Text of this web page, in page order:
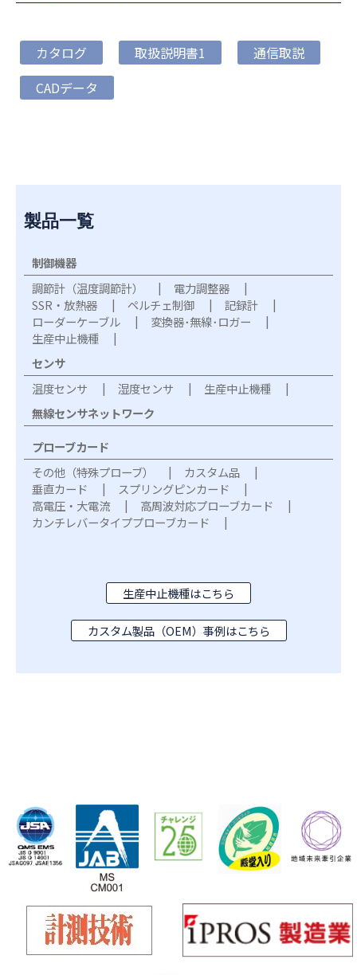
カタログ 取扱説明書1
通信取説
CADデータ
製品一覧
制御機器
調節計（温度調節計）
電力調整器
SSR・放熱器
ペルチェ制御
記録計
ローダーケーブル
変換器･無線･ロガー
生産中止機種
センサ
温度センサ
湿度センサ
生産中止機種
無線センサネットワーク
プローブカード
その他（特殊プローブ）
カスタム品
垂直カード
スプリングピンカード
高電圧・大電流
高周波対応プローブカード
カンチレバータイププローブカード
生産中止機種はこちら
カスタム製品（OEM）事例はこちら